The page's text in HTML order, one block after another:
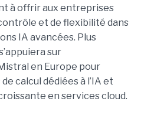
à offrir aux entreprises
et de flexibilité dans
IA avancées. Plus
sur
en Europe pour
calcul dédiées à l’IA et
en services cloud.